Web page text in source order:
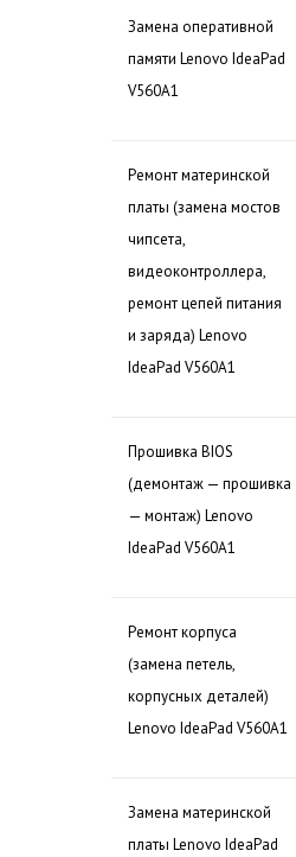
Замена оперативной
памяти Lenovo IdeaPad
V560A1
Ремонт материнской
платы (замена мостов
чипсета,
видеоконтроллера,
ремонт цепей питания
и заряда) Lenovo
IdeaPad V560A1
Прошивка BIOS
(демонтаж — прошивка
— монтаж) Lenovo
IdeaPad V560A1
Ремонт корпуса
(замена петель,
корпусных деталей)
Lenovo IdeaPad V560A1
Замена материнской
платы Lenovo IdeaPad